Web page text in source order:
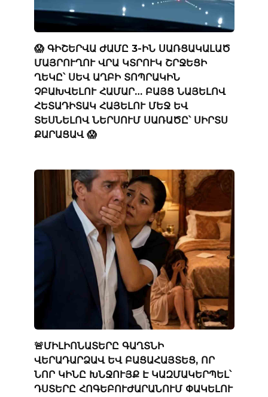
😱 ԳԻՇԵՐՎԱ ԺԱՄԸ 3-ԻՆ ՍԱՌՑԱԿԱԼԱԾ
ՄԱՅՐՈՒՂՈՒ ՎՐԱ ԿՏՐՈՒԿ ՇՐՋԵՑԻ
ՂԵԿԸ՝ ՍԵՎ ԱՂԲԻ ՏՈՊՐԱԿԻՆ
ՉԲԱԽՎԵԼՈՒ ՀԱՄԱՐ… ԲԱՅՑ ՆԱՅԵԼՈՎ
ՀԵՏԱԴԻՏԱԿ ՀԱՅԵԼՈՒ ՄԵՋ ԵՎ
ՏԵՍՆԵԼՈՎ ՆԵՐՍՈՒՄ ՍԱՌԱԾԸ՝ ՍԻՐՏՍ
ՔԱՐԱՑԱՎ 😱
🚨ՄԻԼԻՈՆԱՏԵՐԸ ԳԱՂՏՆԻ
ՎԵՐԱԴԱՐՁԱՎ ԵՎ ԲԱՑԱՀԱՅՏԵՑ, ՈՐ
ՆՈՐ ԿԻՆԸ ԽՆՋՈՒՅՔ Է ԿԱԶՄԱԿԵՐՊԵԼ՝
ԴՍՏԵՐԸ ՀՈԳԵԲՈՒԺԱՐԱՆՈՒՄ ՓԱԿԵԼՈՒ